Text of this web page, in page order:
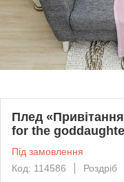
Плед
for the
Під замовлення
Код: 114586
Роздріб